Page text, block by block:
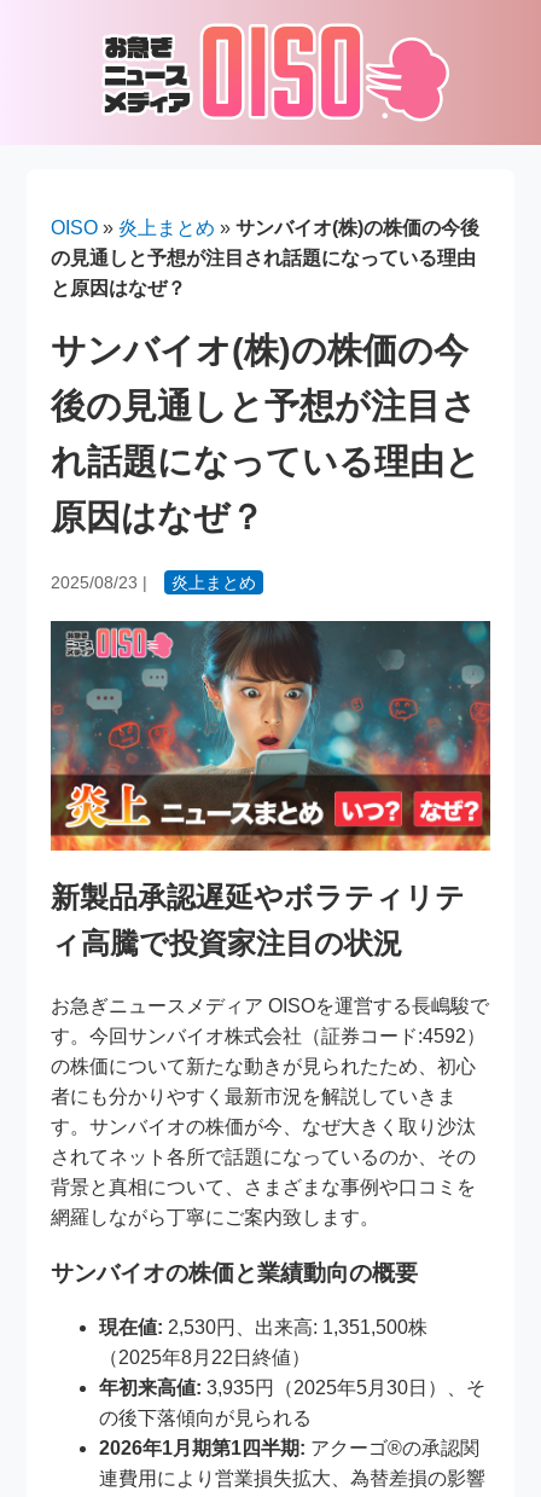
OISO »炎上まとめ »サンバイオ(株)の株価の今後
の見通しと予想が注目され話題になっている理由
と原因はなぜ？
サンバイオ(株)の株価の今
後の見通しと予想が注目さ
れ話題になっている理由と
原因はなぜ？
2025/08/23 | 炎上まとめ
新製品承認遅延やボラティリテ
ィ高騰で投資家注目の状況
お急ぎニュースメディア OISOを運営する長嶋駿で
す。今回サンバイオ株式会社（証券コード:4592）
の株価について新たな動きが見られたため、初心
者にも分かりやすく最新市況を解説していきま
す。サンバイオの株価が今、なぜ大きく取り沙汰
されてネット各所で話題になっているのか、その
背景と真相について、さまざまな事例や口コミを
網羅しながら丁寧にご案内致します。
サンバイオの株価と業績動向の概要
現在値: 2,530円、出来高: 1,351,500株
（2025年8月22日終値）
年初来高値: 3,935円（2025年5月30日）、そ
の後下落傾向が見られる
2026年1月期第1四半期: アクーゴ®の承認関
連費用により営業損失拡大、為替差損の影響